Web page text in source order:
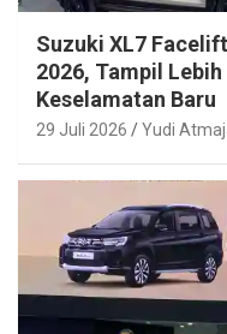
Suzuki XL7
2026, Tampil
Keselamatan Baru
29 Juli 2026 Yudi